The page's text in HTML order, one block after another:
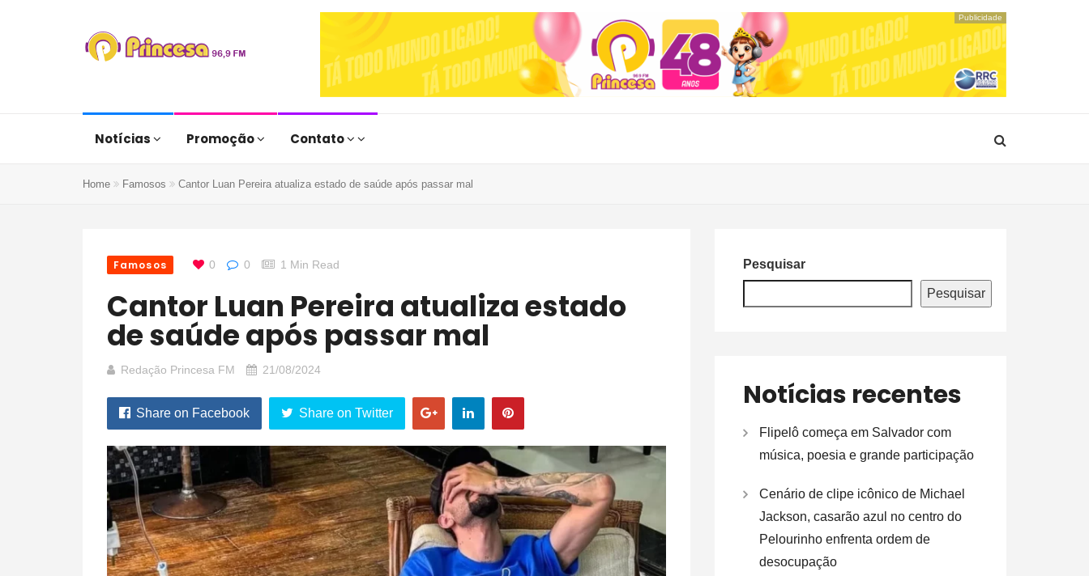
Publicidade
Notícias Promoção Contato
Home Famosos Cantor Luan Pereira atualiza estado de saúde após passar mal
Famosos 0 0 1 Min Read
Cantor Luan Pereira atualiza estado
de saúde após passar mal
Redação Princesa FM 21/08/2024
Share on Facebook Share on Twitter
Pesquisar
Pesquisar
Notícias recentes
Flipelô começa em Salvador com
música, poesia e grande participação
Cenário de clipe icônico de Michael
Jackson, casarão azul no centro do
Pelourinho enfrenta ordem de
desocupação